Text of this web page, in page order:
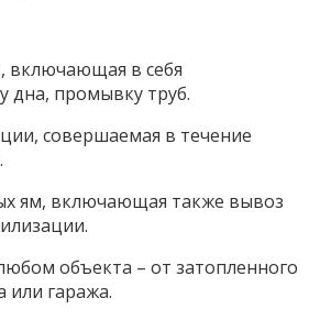
включающая в себя
дна, промывку труб.
совершаемая в течение
ям, включающая также вывоз
объекта – от затопленного
или гаража.